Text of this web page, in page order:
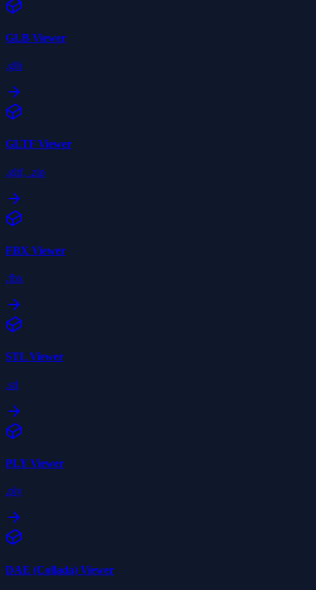
GLB Viewer
.glb
GLTF Viewer
.gltf, .zip
FBX Viewer
.fbx
STL Viewer
.stl
PLYViewer
.ply
DAE (Collada) Viewer